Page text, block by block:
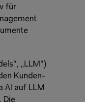
für
„LLM")
Kunden-
AI auf LLM
Die